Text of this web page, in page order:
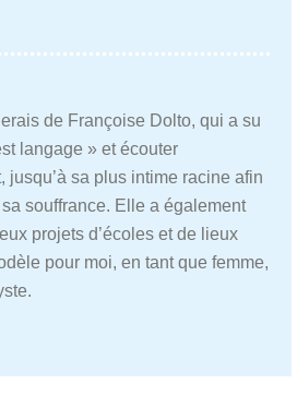
de Françoise Dolto, qui a su
langage » et écouter
jusqu’à sa plus intime racine afin
souffrance. Elle a également
projets d’écoles et de lieux
pour moi, en tant que femme,